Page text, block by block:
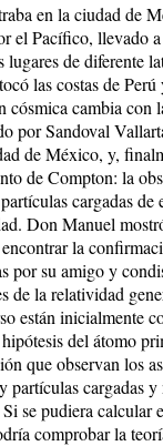
en la ciudad de
el Pacífico, llevado
de diferente
las costas de
cambia
por Sandoval
de México, y,
de Compton: la
cargadas
Don Manuel
la
por su amigo y
de la relatividad
están inicialmente
del átomo
que observan los
partículas cargadas
se pudiera calcular
comprobar la